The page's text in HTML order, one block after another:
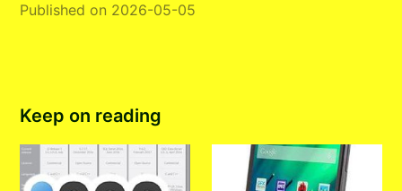
Published on 2026-05-05
Keep on reading